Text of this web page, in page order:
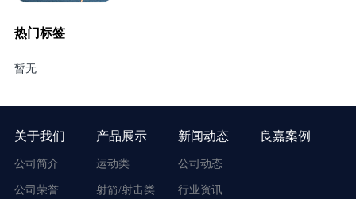
热门标签
暂无
关于我们
公司简介
公司荣誉
产品展示
运动类
射箭/射击类
新闻动态
公司动态
行业资讯
良嘉案例